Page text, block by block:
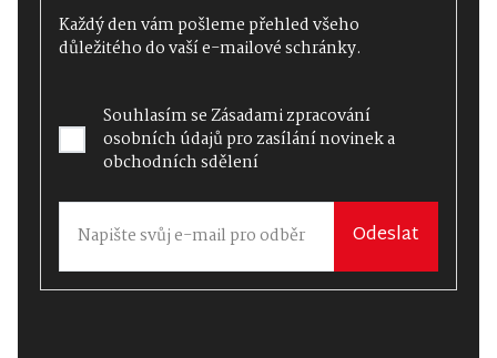
Každý den vám pošleme přehled všeho
důležitého do vaší e-mailové schránky.
Souhlasím seZásadami zpracování
osobních údajůpro zasílání novinek a
obchodních sdělení
Odeslat